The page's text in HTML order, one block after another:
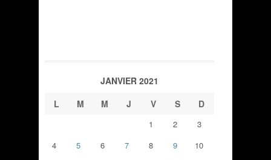
JANVIER 2021
L
M M J V S D
1 2
3
4
5 6 7 8 9
10